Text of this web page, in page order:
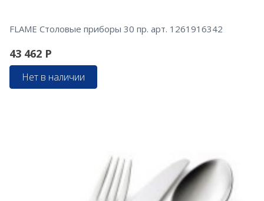
FLAME Столовые приборы 30 пр. арт. 1261916342
43 462 Р
Нет в наличии